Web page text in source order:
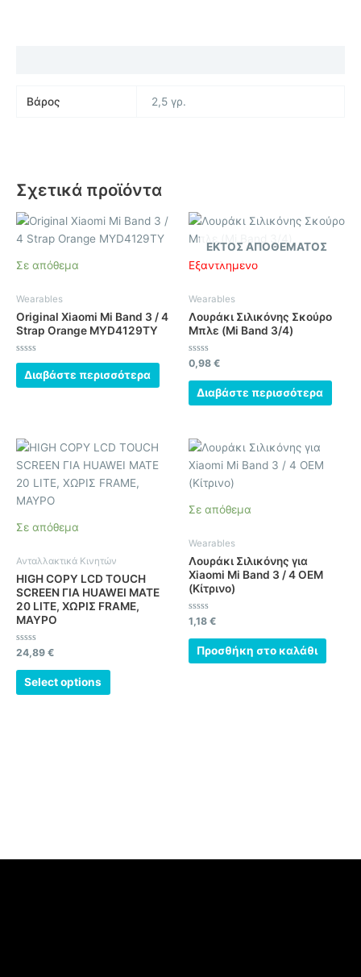
Βάρος 2,5 γρ.
Σχετικά προϊόντα
Σε απόθεμα
Wearables
Original Xiaomi Mi Band 3 / 4
Strap Orange MYD4129TY
Βαθμολογήθηκε
από
Διαβάστε περισσότερα
ΕΚΤΌΣ ΑΠΟΘΈΜΑΤΟΣ
Εξαντλημένο
Wearables
Λουράκι Σιλικόνης Σκούρο
Μπλε (Mi Band 3/4)
Βαθμολογήθηκε
με
0
από
0,98 €
Διαβάστε περισσότερα
Σε απόθεμα
Ανταλλακτικά Κινητών
HIGH COPY LCD TOUCH
SCREEN ΓΙΑ HUAWEI MATE
20 LITE, ΧΩΡΙΣ FRAME,
ΜΑΥΡΟ
Βαθμολογήθηκε
0
από
24,89 €
Select options
Σε απόθεμα
Wearables
Λουράκι Σιλικόνης για
Xiaomi Mi Band 3 / 4 OEM
(Κίτρινο)
Βαθμολογήθηκε
με
0
από
1,18 €
Προσθήκη στο καλάθι